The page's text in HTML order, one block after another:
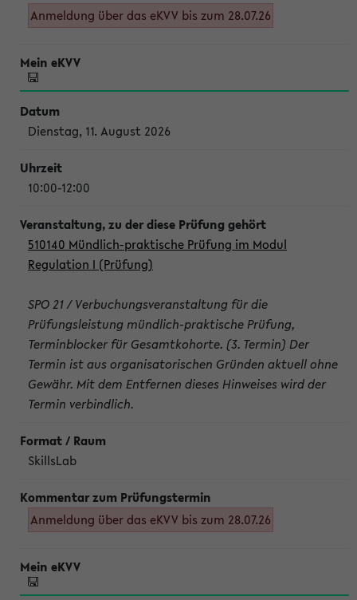
Anmeldung über das eKVV bis zum 28.07.26
Dienstag, 11. August 2026
10:00-12:00
510140 Mündlich-praktische Prüfung im Modul
Regulation I (Prüfung)
SPO 21 / Verbuchungsveranstaltung für die
Prüfungsleistung mündlich-praktische Prüfung,
Terminblocker für Gesamtkohorte. (3. Termin) Der
Termin ist aus organisatorischen Gründen aktuell ohne
Gewähr. Mit dem Entfernen dieses Hinweises wird der
Termin verbindlich.
SkillsLab
Anmeldung über das eKVV bis zum 28.07.26